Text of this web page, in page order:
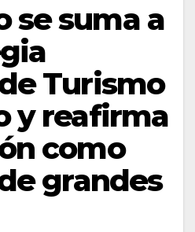
se suma a
Turismo
y reafirma
como
grandes